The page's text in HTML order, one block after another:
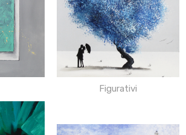
Figurativi